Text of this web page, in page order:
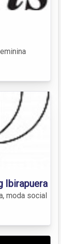
Ibirapuera
moda social